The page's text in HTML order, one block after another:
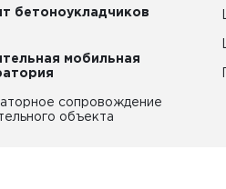
бетоноукладчиков
мобильная
сопровождение
объекта